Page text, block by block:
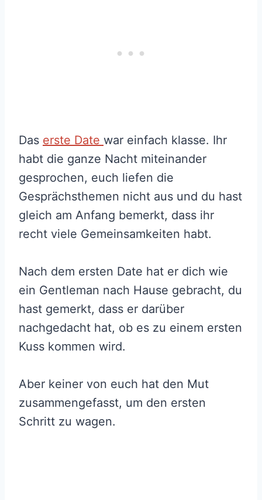
Das erste Date war einfach klasse. Ihr
habt die ganze Nacht miteinander
gesprochen, euch liefen die
Gesprächsthemen nicht aus und du hast
gleich am Anfang bemerkt, dass ihr
recht viele Gemeinsamkeiten habt.
Nach dem ersten Date hat er dich wie
ein Gentleman nach Hause gebracht, du
hast gemerkt, dass er darüber
nachgedacht hat, ob es zu einem ersten
Kuss kommen wird.
Aber keiner von euch hat den Mut
zusammengefasst, um den ersten
Schritt zu wagen.